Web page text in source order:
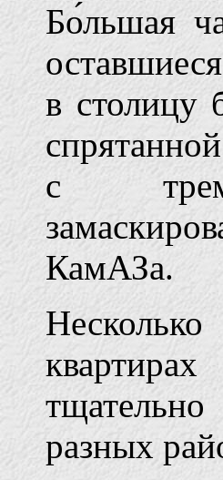
Бо́льшая
в столицу
с
КамАЗа.
разных